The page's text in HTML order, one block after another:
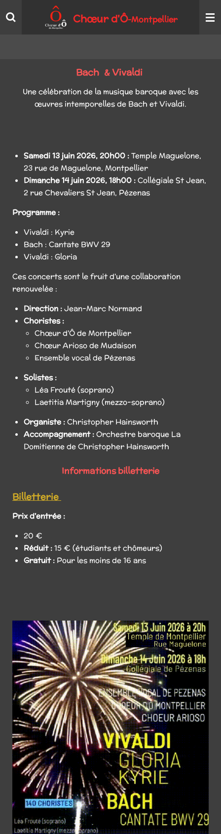
Passer
au
contenu
Chœurd'Ô-Montpellier
Bach & Vivaldi
Une célébration de la musique baroque avec les
œuvres intemporelles de Bach et Vivaldi.
Samedi 13 juin 2026, 20h00 :Temple Maguelone,
23 rue de Maguelone, Montpellier
Dimanche 14 juin 2026, 18h00 :Collégiale St Jean,
2 rue Chevaliers St Jean, Pézenas
Programme :
Vivaldi : Kyrie
Bach : Cantate BWV 29
Vivaldi : Gloria
Ces concerts sont le fruit d'une collaboration
renouvelée :
Direction :Jean-Marc Normand
Choristes :
Chœur d'Ô de Montpellier
Chœur Arioso de Mudaison
Ensemble vocal de Pézenas
Solistes :
Léa Frouté (soprano)
Laetitia Martigny (mezzo-soprano)
Organiste :Christopher Hainsworth
Accompagnement :Orchestre baroque La
Domitienne de Christopher Hainsworth
Informations billetterie
Billetterie
Prix d'entrée :
20 €
Réduit :15 € (étudiants et chômeurs)
Gratuit :Pour les moins de 16 ans